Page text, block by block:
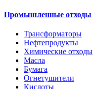
Промышленные отходы
Трансформаторы
Нефтепродукты
Химические отходы
Масла
Бумага
Огнетушители
Кислоты